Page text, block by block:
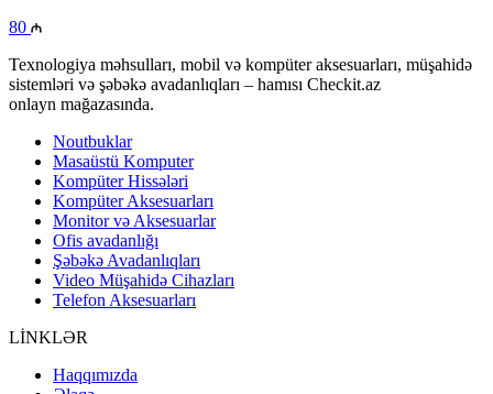
80
Texnologiya məhsulları, mobil və kompüter aksesuarları, müşahidə
sistemləri və şəbəkə avadanlıqları – hamısı Checkit.az
onlayn mağazasında.
Noutbuklar
Masaüstü Komputer
Kompüter Hissələri
Kompüter Aksesuarları
Monitor və Aksesuarlar
Ofis avadanlığı
Şəbəkə Avadanlıqları
Video Müşahidə Cihazları
Telefon Aksesuarları
LİNKLƏR
Haqqımızda